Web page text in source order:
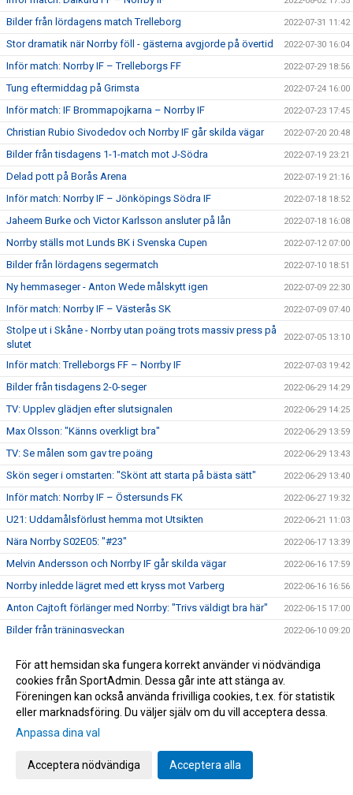
Bilder från lördagens match Trelleborg 2022-07-31 11:42
Stor dramatik när Norrby föll - gästerna avgjorde på övertid 2022-07-30 16:04
Inför match: Norrby IF – Trelleborgs FF 2022-07-29 18:56
Tung eftermiddag på Grimsta 2022-07-24 16:00
Inför match: IF Brommapojkarna – Norrby IF 2022-07-23 17:45
Christian Rubio Sivodedov och Norrby IF går skilda vägar 2022-07-20 20:48
Bilder från tisdagens 1-1-match mot J-Södra 2022-07-19 23:21
Delad pott på Borås Arena 2022-07-19 21:16
Inför match: Norrby IF – Jönköpings Södra IF 2022-07-18 18:52
Jaheem Burke och Victor Karlsson ansluter på lån 2022-07-18 16:08
Norrby ställs mot Lunds BK i Svenska Cupen 2022-07-12 07:00
Bilder från lördagens segermatch 2022-07-10 18:51
Ny hemmaseger - Anton Wede målskytt igen 2022-07-09 22:30
Inför match: Norrby IF – Västerås SK 2022-07-09 07:40
Stolpe ut i Skåne - Norrby utan poäng trots massiv press på
slutet
2022-07-05 13:10
Inför match: Trelleborgs FF – Norrby IF 2022-07-03 19:42
Bilder från tisdagens 2-0-seger 2022-06-29 14:29
TV: Upplev glädjen efter slutsignalen 2022-06-29 14:25
Max Olsson: "Känns overkligt bra" 2022-06-29 13:59
TV: Se målen som gav tre poäng 2022-06-29 13:43
Skön seger i omstarten: "Skönt att starta på bästa sätt" 2022-06-29 13:40
Inför match: Norrby IF – Östersunds FK 2022-06-27 19:32
U21: Uddamålsförlust hemma mot Utsikten 2022-06-21 11:03
Nära Norrby S02E05: "#23" 2022-06-17 13:39
Melvin Andersson och Norrby IF går skilda vägar 2022-06-16 17:59
Norrby inledde lägret med ett kryss mot Varberg 2022-06-16 16:56
Anton Cajtoft förlänger med Norrby: "Trivs väldigt bra här" 2022-06-15 17:00
Bilder från träningsveckan 2022-06-10 09:20
TV: Max Olsson om att äntligen vara tillbaka i truppen 2022-05-27 17:44
Inför match: IK Brage – Norrby IF 2022-05-27 17:23
Norrby IF och Abbas Mohamad går skilda vägar 2022-05-25 13:51
U21: Tung kväll på Borås Arena
Bilder från Norrby - Utsikten
För att hemsidan ska fungera korrekt använder vi nödvändiga
cookies från SportAdmin. Dessa går inte att stänga av.
Föreningen kan också använda frivilliga cookies, t.ex. för statistik
eller marknadsföring. Du väljer själv om du vill acceptera dessa.
Anpassa dina val
Acceptera nödvändiga Acceptera alla